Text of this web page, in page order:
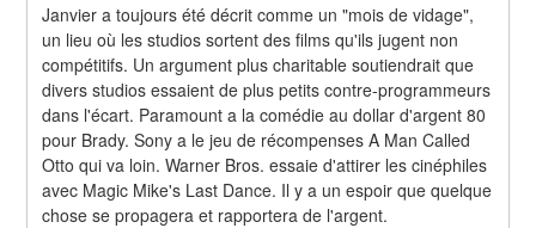
Janvier a toujours été décrit comme un "mois de vidage",
un lieu où les studios sortent des films qu'ils jugent non
compétitifs. Un argument plus charitable soutiendrait que
divers studios essaient de plus petits contre-programmeurs
dans l'écart. Paramount a la comédie au dollar d'argent 80
pour Brady. Sony a le jeu de récompenses A Man Called
Otto qui va loin. Warner Bros. essaie d'attirer les cinéphiles
avec Magic Mike's Last Dance. Il y a un espoir que quelque
chose se propagera et rapportera de l'argent.